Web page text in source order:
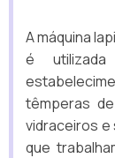
A máquina
é
têmperas
vidraceiros
que